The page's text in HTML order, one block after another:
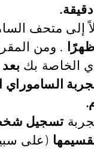
إلى متحف
. ومن
الخاصة بك
تسجيل
(على